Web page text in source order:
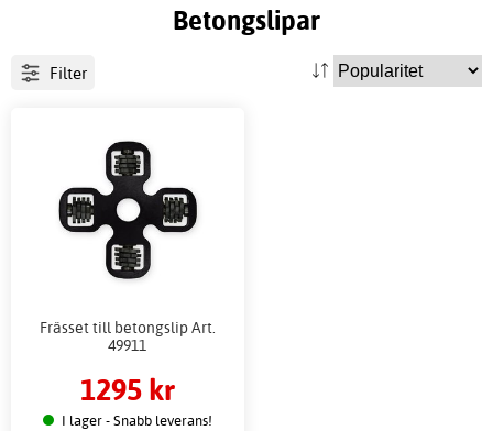
Betongslipar
Filter
Frässet till betongslip Art.
49911
1295 kr
I lager - Snabb leverans!